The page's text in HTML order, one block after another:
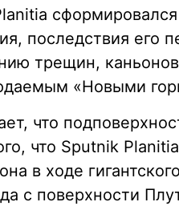
последствия его
трещин,
«Новыми
что
что Sputnik
в ходе
с поверхности